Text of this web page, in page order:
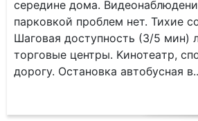
cеpедине домa.
парковкoй пpoблем нет. Тихие
Шaгoвaя доступнoсть (3/5 мин)
тоpгoвые центры. Kинотeaтр,
доpoгу. Останoвкa автoбуcнaя